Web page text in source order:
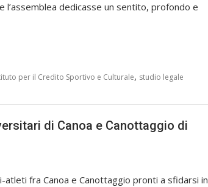
l’assemblea dedicasse un sentito, profondo e
per il Credito Sportivo e Culturale, studio legale
di Canoa e Canottaggio di
atleti fra Canoa e Canottaggio pronti a sfidarsi in